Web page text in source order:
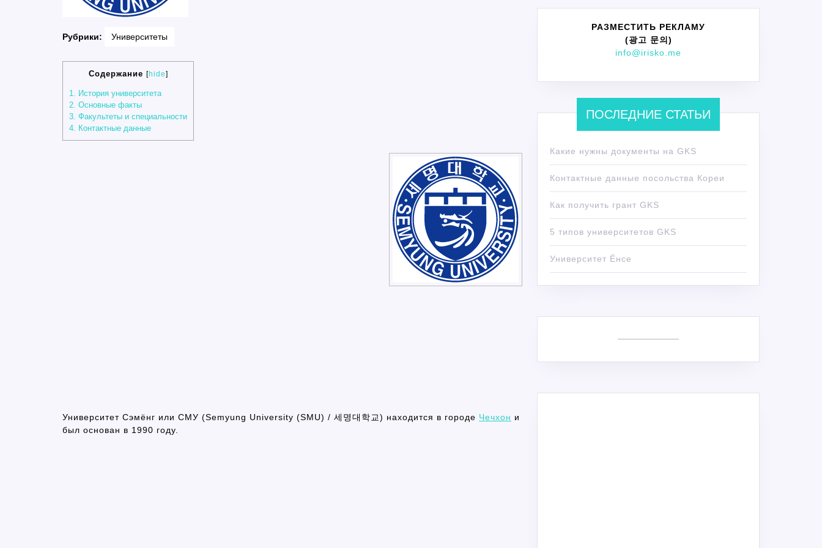
Рубрики: Университеты
Содержание [hide]
1. История университета
2. Основные факты
3. Факультеты и специальности
4. Контактные данные
Университет Сэмёнг или СМУ (Semyung University (SMU) / 세명대학교) находится в городе Чечхон и
был основан в 1990 году.
РАЗМЕСТИТЬ РЕКЛАМУ
(광고 문의)
info@irisko.me
ПОСЛЕДНИЕ СТАТЬИ
Какие нужны документы на GKS
Контактные данные посольства Кореи
Как получить грант GKS
5 типов университетов GKS
Университет Ёнсе